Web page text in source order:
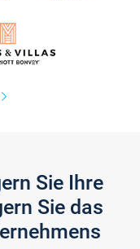
Sie Ihre
Sie das